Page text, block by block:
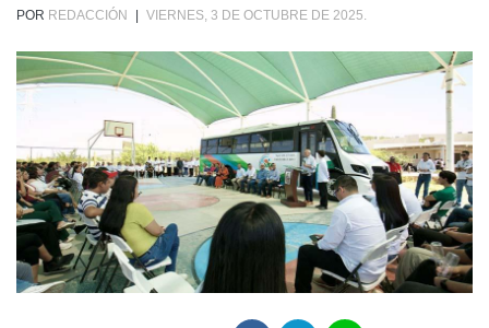
POR REDACCIÓN VIERNES, 3 DE OCTUBRE DE 2025.